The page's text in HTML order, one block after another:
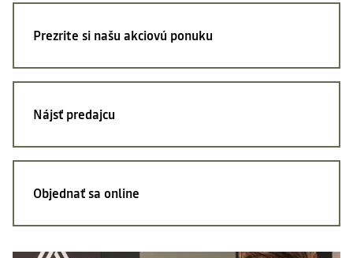
Prezrite si našu akciovú ponuku
Nájsť predajcu
Objednať sa online